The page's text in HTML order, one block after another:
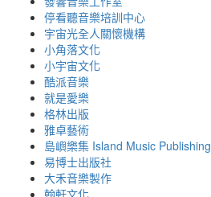
停看聽音樂培訓中心
宇宙光全人關懷機構
小角落文化
小宇宙文化
酷派音樂
就是愛樂
格林出版
雅卓藝術
島嶼樂集 Island Music Publishing
易博士出版社
大禾音樂製作
翰軒文化